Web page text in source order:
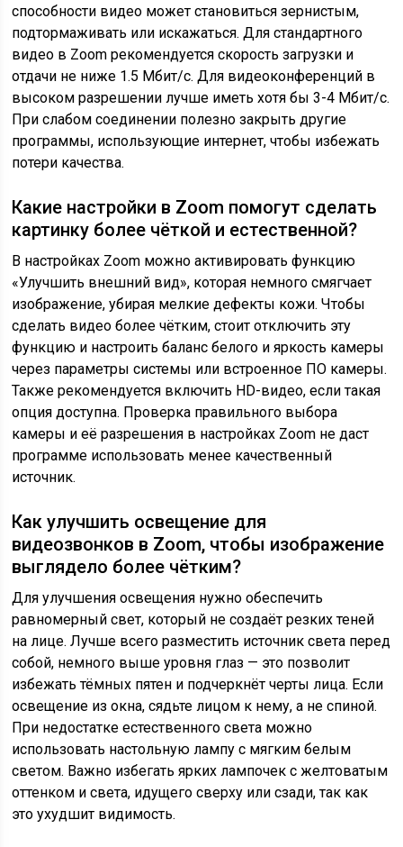
способности видео может становиться зернистым,
подтормаживать или искажаться. Для стандартного
видео в Zoom рекомендуется скорость загрузки и
отдачи не ниже 1.5 Мбит/с. Для видеоконференций в
высоком разрешении лучше иметь хотя бы 3-4 Мбит/с.
При слабом соединении полезно закрыть другие
программы, использующие интернет, чтобы избежать
потери качества.
Какие настройки в Zoom помогут сделать
картинку более чёткой и естественной?
В настройках Zoom можно активировать функцию
«Улучшить внешний вид», которая немного смягчает
изображение, убирая мелкие дефекты кожи. Чтобы
сделать видео более чётким, стоит отключить эту
функцию и настроить баланс белого и яркость камеры
через параметры системы или встроенное ПО камеры.
Также рекомендуется включить HD-видео, если такая
опция доступна. Проверка правильного выбора
камеры и её разрешения в настройках Zoom не даст
программе использовать менее качественный
источник.
Как улучшить освещение для
видеозвонков в Zoom, чтобы изображение
выглядело более чётким?
Для улучшения освещения нужно обеспечить
равномерный свет, который не создаёт резких теней
на лице. Лучше всего разместить источник света перед
собой, немного выше уровня глаз — это позволит
избежать тёмных пятен и подчеркнёт черты лица. Если
освещение из окна, сядьте лицом к нему, а не спиной.
При недостатке естественного света можно
использовать настольную лампу с мягким белым
светом. Важно избегать ярких лампочек с желтоватым
оттенком и света, идущего сверху или сзади, так как
это ухудшит видимость.